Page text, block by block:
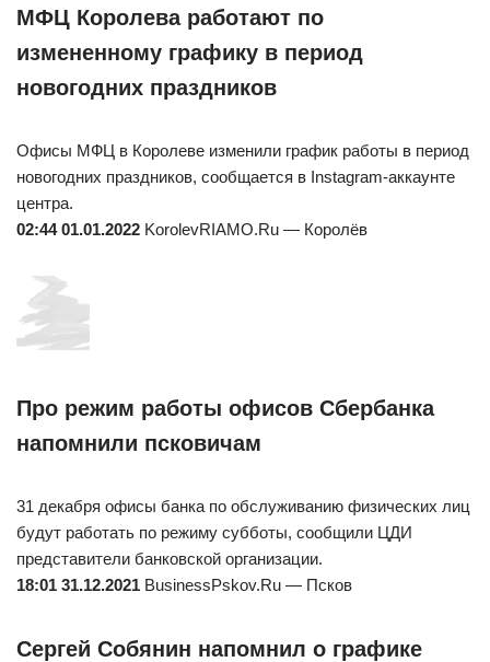
МФЦ Королева работают по
измененному графику в период
новогодних праздников
Офисы МФЦ в Королеве изменили график работы в период
новогодних праздников, сообщается в Instagram-аккаунте
центра.
02:44 01.01.2022 KorolevRIAMO.Ru — Королёв
Про режим работы офисов Сбербанка
напомнили псковичам
31 декабря офисы банка по обслуживанию физических лиц
будут работать по режиму субботы, сообщили ЦДИ
представители банковской организации.
18:01 31.12.2021 BusinessPskov.Ru — Псков
Сергей Собянин напомнил о графике